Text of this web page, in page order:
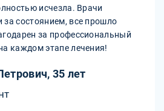
исчезла. Врачи
за состоянием, все прошло
за профессиональный
каждом этапе лечения!
35 лет